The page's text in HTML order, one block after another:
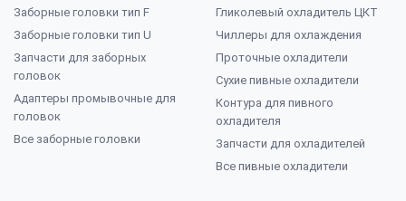
Заборные головки тип F
Заборные головки тип U
Запчасти для заборных
головок
Адаптеры промывочные для
головок
Все заборные головки
Гликолевый охладитель ЦКТ
Чиллеры для охлаждения
Проточные охладители
Сухие пивные охладители
Контура для пивного
охладителя
Запчасти для охладителей
Все пивные охладители